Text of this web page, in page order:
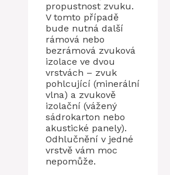
propustnost zvuku.
V tomto případě
bude nutná další
rámová nebo
bezrámová zvuková
izolace ve dvou
vrstvách – zvuk
pohlcující (minerální
vlna) a zvukově
izolační (vážený
sádrokarton nebo
akustické panely).
Odhlučnění v jedné
vrstvě vám moc
nepomůže.